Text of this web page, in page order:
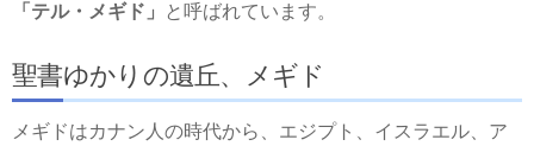
「テル・メギド」
と呼ばれています。
聖書ゆかりの遺丘、メギド
メギドはカナン人の時代から、エジプト、イスラエル、ア